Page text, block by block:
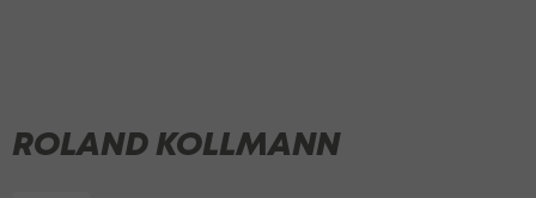
ROLAND KOLLMANN